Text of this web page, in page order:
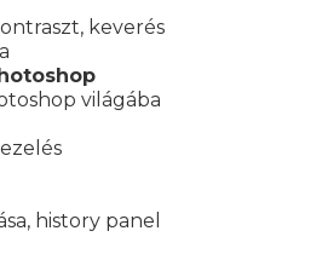
keverés
világába
history panel